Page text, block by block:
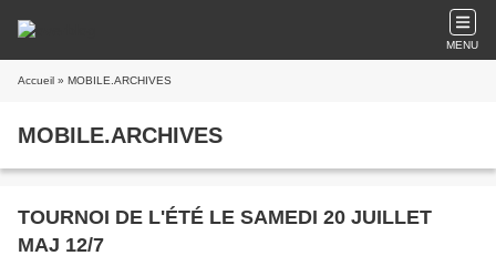
MENU
Accueil » MOBILE.ARCHIVES
MOBILE.ARCHIVES
TOURNOI DE L'ÉTÉ LE SAMEDI 20 JUILLET
MAJ 12/7